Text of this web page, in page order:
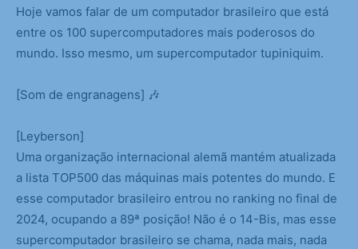
Hoje vamos falar de um computador brasileiro que está
entre os 100 supercomputadores mais poderosos do
mundo. Isso mesmo, um supercomputador tupiniquim.
[Som de engranagens] 🎶
[Leyberson]
Uma organização internacional alemã mantém atualizada
a lista TOP500 das máquinas mais potentes do mundo. E
esse computador brasileiro entrou no ranking no final de
2024, ocupando a 89ª posição! Não é o 14-Bis, mas esse
supercomputador brasileiro se chama, nada mais, nada